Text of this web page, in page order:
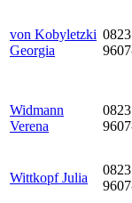
von Kobyletzki
Georgia
Widmann
Verena
Wittkopf Julia